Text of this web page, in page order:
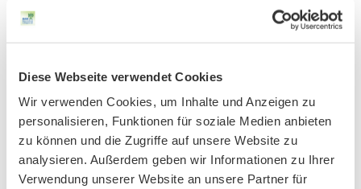
Diese Webseite verwendet Cookies
Wir verwenden Cookies, um Inhalte und Anzeigen zu
personalisieren, Funktionen für soziale Medien anbieten
zu können und die Zugriffe auf unsere Website zu
analysieren. Außerdem geben wir Informationen zu Ihrer
Verwendung unserer Website an unsere Partner für